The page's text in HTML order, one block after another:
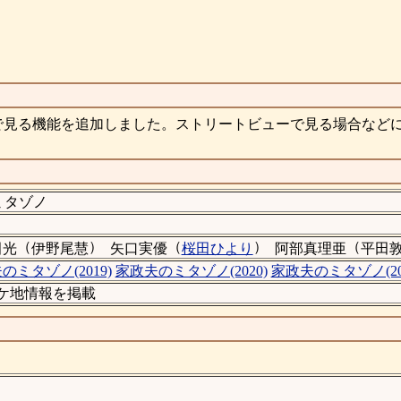
見る機能を追加しました。ストリートビューで見る場合な
ゾノ
（伊野尾慧） 矢口実優（桜田ひより ） 阿部真理亜 （平田
ミタゾノ(2019) 家政夫のミタゾノ(2020) 家政夫のミタゾノ
地情報を掲載